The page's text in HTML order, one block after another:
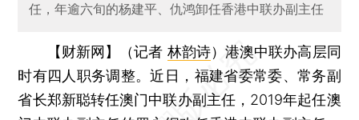
任，年逾六旬的杨建平、仇鸿卸任香港中联办副主任
【财新网】（记者 林韵诗） 港澳中联办高层同
时有四人职务调整。近日，福建省委常委、常务副
省长郑新聪转任澳门中联办副主任，2019年起任澳